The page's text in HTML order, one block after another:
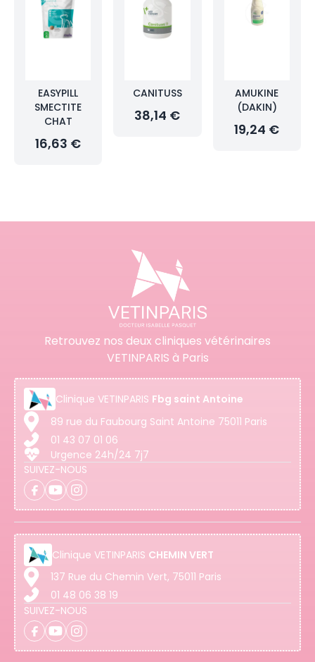
EASYPILL
SMECTITE
CHAT
16,63 €
CANITUSS
38,14 €
AMUKINE
(DAKIN)
19,24 €
Retrouvez nos deux cliniques vétérinaires
VETINPARIS à Paris
Clinique VETINPARIS Fbg saint Antoine
89 rue du Faubourg Saint Antoine 75011 Paris
01 43 07 01 06
Urgence 24h/24 7j7
SUIVEZ-NOUS
Clinique VETINPARIS CHEMIN VERT
137 Rue du Chemin Vert, 75011 Paris
01 48 06 38 19
SUIVEZ-NOUS